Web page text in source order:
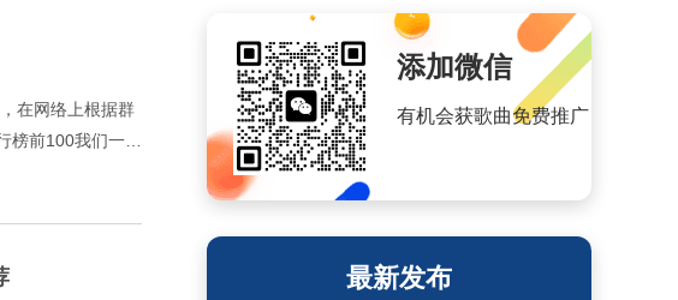
在网络上根据群
前100我们一起
添加微信
有机会获歌曲免费推广
最新发布